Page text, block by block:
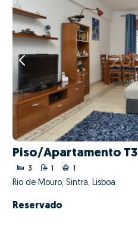
Piso/Apartamento T3
3 1 1
Rio de Mouro, Sintra, Lisboa
Reservado